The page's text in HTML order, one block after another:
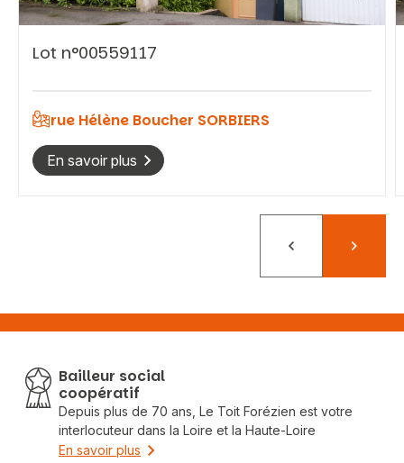
Lot n°00559117
rue Hélène Boucher SORBIERS
En savoir plus
PrécédentSuivant
Bailleur social
coopératif
Depuis plus de 70 ans, Le Toit Forézien est votre
interlocuteur dans la Loire et la Haute-Loire
En savoir plus